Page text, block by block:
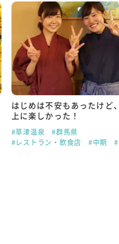
はじめは不安もあったけど
上に楽しかった！
#草津温泉
#群馬県
#レストラン・飲食店
#中期